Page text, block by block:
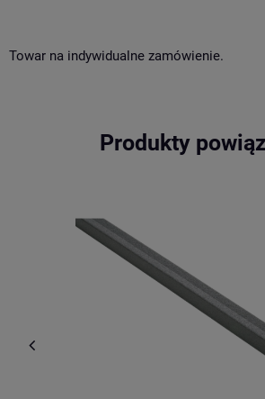
Towar na indywidualne zamówienie.
Produkty